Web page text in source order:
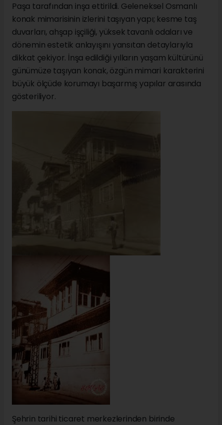
Paşa tarafından inşa ettirildi. Geleneksel Osmanlı
konak mimarisinin izlerini taşıyan yapı; kesme taş
duvarları, ahşap işçiliği, yüksek tavanlı odaları ve
dönemin estetik anlayışını yansıtan detaylarıyla
dikkat çekiyor. İnşa edildiği yılların yaşam kültürünü
günümüze taşıyan konak, özgün mimari karakterini
büyük ölçüde korumayı başarmış yapılar arasında
gösteriliyor.
Şehrin tarihi ticaret merkezlerinden birinde